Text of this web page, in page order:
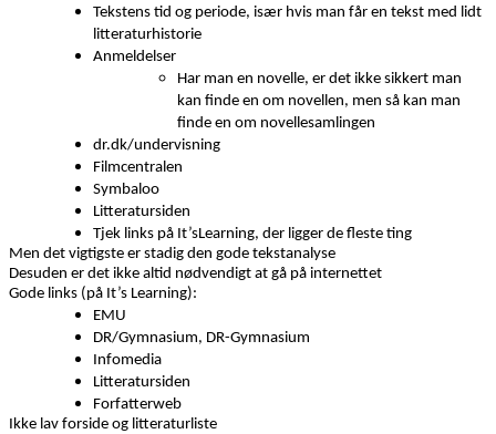
Tekstens tid og periode, især hvis man får en tekst med lidt
litteraturhistorie
Anmeldelser
Har man en novelle, er det ikke sikkert man
kan finde en om novellen, men så kan man
finde en om novellesamlingen
dr.dk/undervisning
Filmcentralen
Symbaloo
Litteratursiden
Tjek links på It’sLearning, der ligger de fleste ting
Men det vigtigste er stadig den gode tekstanalyse
Desuden er det ikke altid nødvendigt at gå på internettet
Gode links (på It’s Learning):
EMU
DR/Gymnasium, DR-Gymnasium
Infomedia
Litteratursiden
Forfatterweb
Ikke lav forside og litteraturliste